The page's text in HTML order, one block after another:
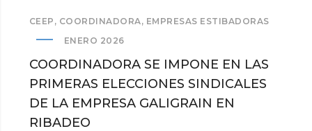
CEEP , COORDINADORA, EMPRESAS ESTIBADORAS
ENERO 2026
COORDINADORA SE IMPONE EN LAS
PRIMERAS ELECCIONES SINDICALES
DE LA EMPRESA GALIGRAIN EN
RIBADEO